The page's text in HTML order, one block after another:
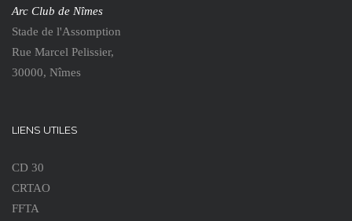
Arc Club de Nîmes
Stade de l'Assomption
Rue Marcel Pelissier,
30000, Nîmes
LIENS UTILES
CD 30
CRTAO
FFTA